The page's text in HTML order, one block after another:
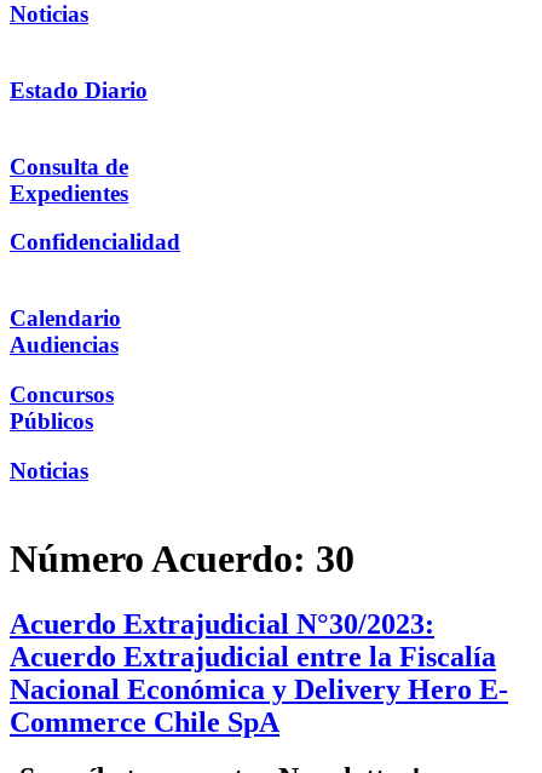
Noticias
Estado Diario
Consulta de
Expedientes
Confidencialidad
Calendario
Audiencias
Concursos
Públicos
Noticias
Número Acuerdo: 30
Acuerdo Extrajudicial N°30/2023:
Acuerdo Extrajudicial entre la Fiscalía
Nacional Económica y Delivery Hero E-
Commerce Chile SpA